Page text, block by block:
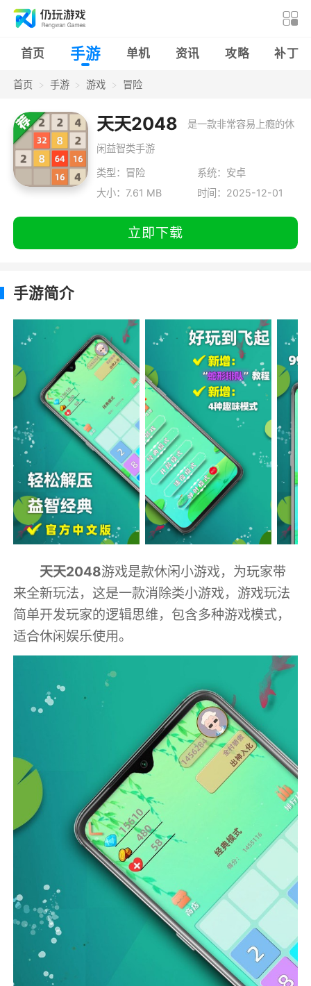
首页 手游 单机 资讯 攻略 补丁
首页 手游 游戏 冒险
天天2048 是一款非常容易上瘾的休
闲益智类手游
类型：冒险
系统：安卓
大小：7.61 MB
时间：2025-12-01
立即下载
手游简介
天天2048游戏是款休闲小游戏，为玩家带
来全新玩法，这是一款消除类小游戏，游戏玩法
简单开发玩家的逻辑思维，包含多种游戏模式，
适合休闲娱乐使用。